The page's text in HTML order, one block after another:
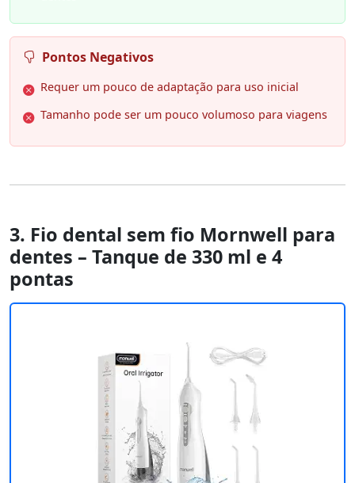
Pontos Negativos
Requer um pouco de adaptação para uso inicial
Tamanho pode ser um pouco volumoso para viagens
3. Fio dental sem fio Mornwell para
dentes – Tanque de 330 ml e 4
pontas